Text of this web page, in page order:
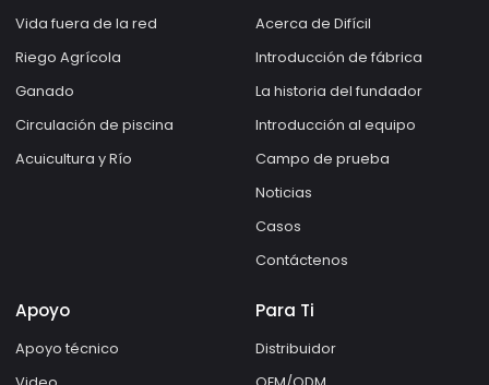
Vida fuera de la red
Riego Agrícola
Ganado
Circulación de piscina
Acuicultura y Río
Acerca de Difícil
Introducción de fábrica
La historia del fundador
Introducción al equipo
Campo de prueba
Noticias
Casos
Contáctenos
Apoyo
Apoyo técnico
Para Ti
Distribuidor